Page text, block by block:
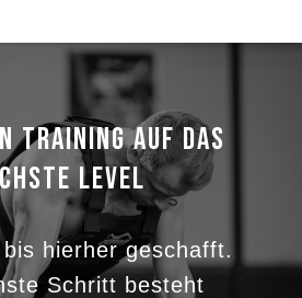
TRAINING AUF DAS
LEVEL
hierher geschafft.
Schritt besteht